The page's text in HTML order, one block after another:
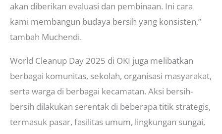
akan diberikan evaluasi dan pembinaan. Ini cara
kami membangun budaya bersih yang konsisten,”
tambah Muchendi.
World Cleanup Day 2025 di OKI juga melibatkan
berbagai komunitas, sekolah, organisasi masyarakat,
serta warga di berbagai kecamatan. Aksi bersih-
bersih dilakukan serentak di beberapa titik strategis,
termasuk pasar, fasilitas umum, lingkungan sungai,